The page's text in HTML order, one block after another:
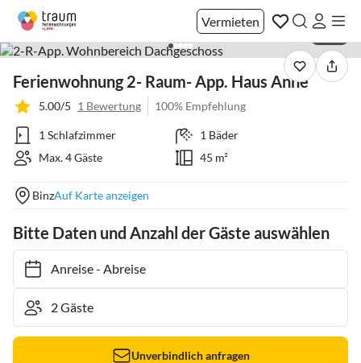
Vermieten
Ferienwohnung 2- Raum- App. Haus Anne
5.00/5 1 Bewertung 100% Empfehlung
1 Schlafzimmer
1 Bäder
Max. 4 Gäste
45 m²
BinzAuf Karte anzeigen
Bitte Daten und Anzahl der Gäste auswählen
Anreise- Abreise
Unverbindlich anfragen